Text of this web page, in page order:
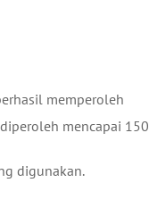
memperoleh
mencapai
digunakan.